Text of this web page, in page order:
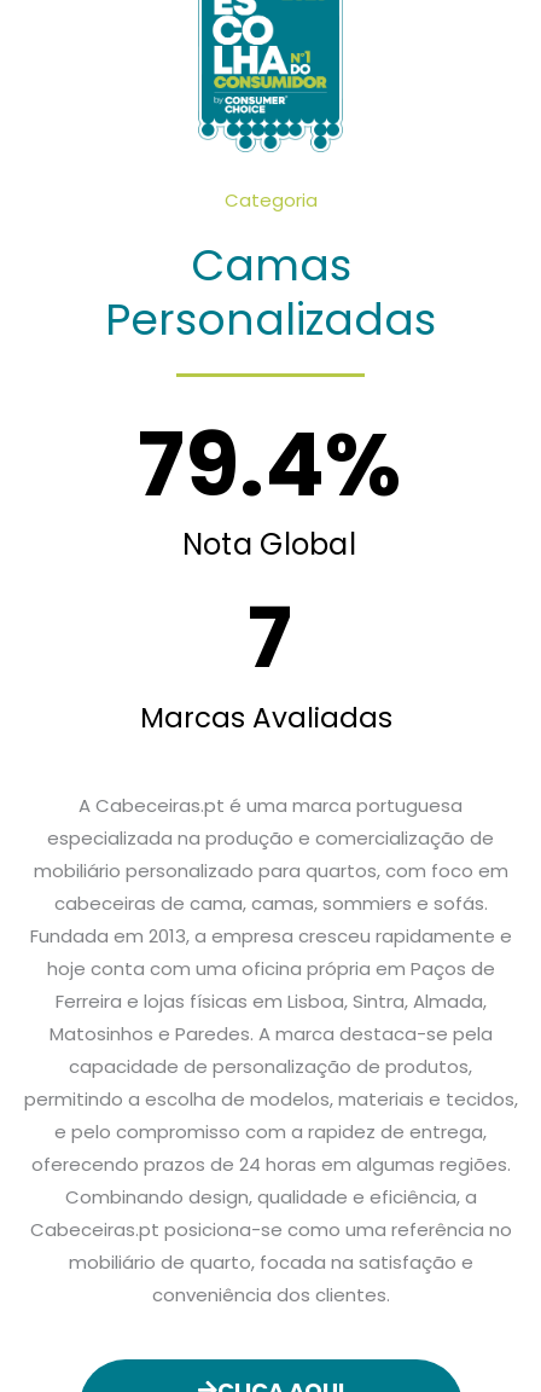
Categoria
Camas
Personalizadas
Nota Global
79.4%
Marcas Avaliadas
7
A Cabeceiras.pt é uma marca portuguesa
especializada na produção e comercialização de
mobiliário personalizado para quartos, com foco em
cabeceiras de cama, camas, sommiers e sofás.
Fundada em 2013, a empresa cresceu rapidamente e
hoje conta com uma oficina própria em Paços de
Ferreira e lojas físicas em Lisboa, Sintra, Almada,
Matosinhos e Paredes. A marca destaca-se pela
capacidade de personalização de produtos,
permitindo a escolha de modelos, materiais e tecidos,
e pelo compromisso com a rapidez de entrega,
oferecendo prazos de 24 horas em algumas regiões.
Combinando design, qualidade e eficiência, a
Cabeceiras.pt posiciona-se como uma referência no
mobiliário de quarto, focada na satisfação e
conveniência dos clientes.